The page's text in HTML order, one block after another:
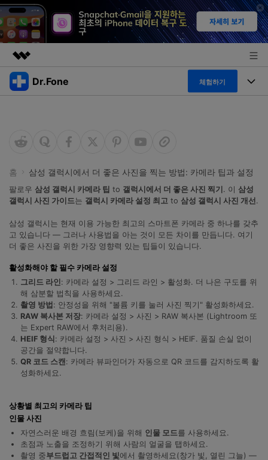
주요 제품
개요
회사 소개
뉴스룸
플랜 및 가격
도움말 센터
Dr.Fone 체험하기
특징
폴 툴킷 보기 >
프로그램
데스크탑
모바일
온라인
더 보기
탐색 및 발견
닥터폰 하이라이트 살펴보기
사용 방법은 무엇입니까?
고객 지원 센터
리소스
다운로드 센터
공식 설치 파일 및 최신 버전 업데이트를 제공
합니다.
리소스 허브
3,000개 이상의 사용 가이드, 전문가 팁 및 최
신 모바일 소식을 확인하세요.
고객 지원
🔓️온라인 잠금 해제
iOS26 다운그레이드
무료 다운로드 로그인
검색하기
홈 삼성 갤럭시에서 더 좋은 사진을 찍는 방법: 카메라 팁과 설정
팔로우 삼성 갤럭시 카메라 팁 to 갤럭시에서 더 좋은 사진 찍기 . 이 삼성
갤럭시 사진 가이드는 갤럭시 카메라 설정 최고 to 삼성 갤럭시 사진 개선 .
삼성 갤럭시는 현재 이용 가능한 최고의 스마트폰 카메라 중 하나를 갖추
고 있습니다 — 그러나 사용법을 아는 것이 모든 차이를 만듭니다. 여기
더 좋은 사진을 위한 가장 영향력 있는 팁들이 있습니다.
활성화해야 할 필수 카메라 설정
그리드 라인: 카메라 설정 > 그리드 라인 > 활성화. 더 나은 구도를 위
해 삼분할 법칙을 사용하세요.
촬영 방법: 안정성을 위해 "볼륨 키를 눌러 사진 찍기" 활성화하세요.
RAW 복사본 저장: 카메라 설정 > 사진 > RAW 복사본 (Lightroom 또
는 Expert RAW에서 후처리용).
HEIF 형식: 카메라 설정 > 사진 > 사진 형식 > HEIF. 품질 손실 없이
공간을 절약합니다.
QR 코드 스캔: 카메라 뷰파인더가 자동으로 QR 코드를 감지하도록 활
성화하세요.
상황별 최고의 카메라 팁
인물 사진
자연스러운 배경 흐림(보케)을 위해 인물 모드를 사용하세요.
초점과 노출을 조정하기 위해 사람의 얼굴을 탭하세요.
촬영 중부드럽고 간접적인 빛에서 촬영하세요(창가 빛, 열린 그늘) —